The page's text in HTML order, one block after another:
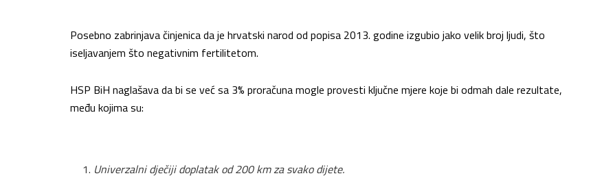
Posebno zabrinjava činjenica da je hrvatski narod od popisa 2013. godine izgubio jako velik broj ljudi, što
iseljavanjem što negativnim fertilitetom.
HSP BiH naglašava da bi se već sa 3% proračuna mogle provesti ključne mjere koje bi odmah dale rezultate,
među kojima su:
Univerzalni dječiji doplatak od 200 km za svako dijete.